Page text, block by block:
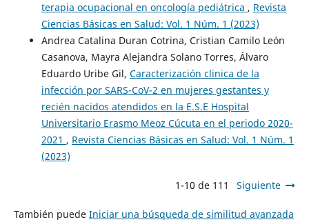
terapia ocupacional en oncología pediátrica , Revista
Ciencias Básicas en Salud: Vol. 1 Núm. 1 (2023)
Andrea Catalina Duran Cotrina, Cristian Camilo León
Casanova, Mayra Alejandra Solano Torres, Álvaro
Eduardo Uribe Gil, Caracterización clinica de la
infección por SARS-CoV-2 en mujeres gestantes y
recién nacidos atendidos en la E.S.E Hospital
Universitario Erasmo Meoz Cúcuta en el periodo 2020-
2021 , Revista Ciencias Básicas en Salud: Vol. 1 Núm. 1
(2023)
1-10 de 111 Siguiente
También puede Iniciar una búsqueda de similitud avanzada